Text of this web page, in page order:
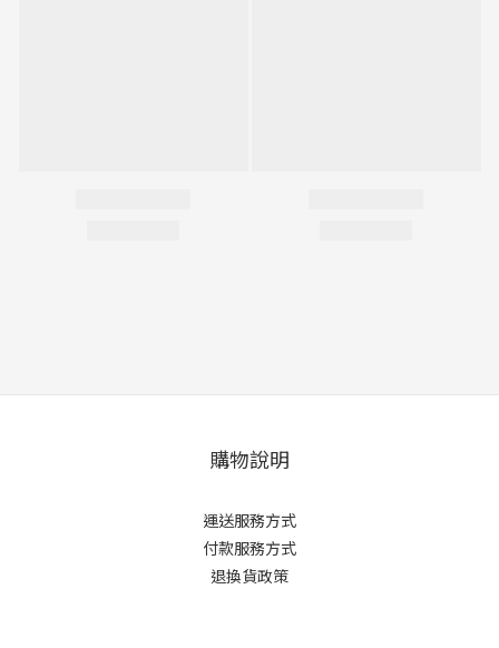
購物說明
運送服務方式
付款服務方式
退換貨政策